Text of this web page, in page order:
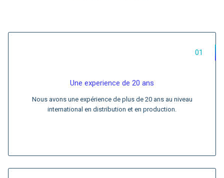
plastiques...
01
Une experience de 20 ans
Nous avons une expérience de plus de 20 ans au niveau
international en distribution et en production.